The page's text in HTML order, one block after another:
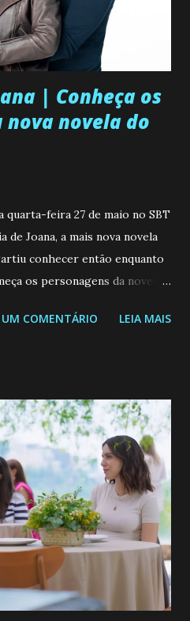
| Conheça os
nova novela do
quarta-feira 27 de maio no SBT
Joana, a mais nova novela
conhecer então enquanto
os personagens da novela?
GUADALUPE (Camila
o homem que realmente
dedica todas as suas energias a
e se orgulhando de
a ingressar na
muito alegre, é
criativa e
e é uma ótima amiga. Pode ser
decide fazer algo.
ela é inseminada por eng...
UM COMENTÁRIO LEIA MAIS